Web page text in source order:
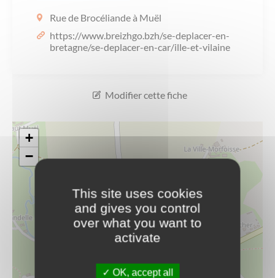
Travaux
communes
Nos publications
Rue de Brocéliande à Muël
https://www.breizhgo.bzh/se-deplacer-en-
bretagne/se-deplacer-en-car/ille-et-vilaine
Modifier cette fiche
+
−
This site uses cookies
and gives you control
over what you want to
activate
OK, accept all